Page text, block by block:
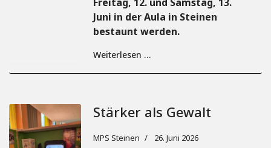
Juni in der Aula in Steinen
bestaunt werden.
Weiterlesen …
Stärker als Gewalt
MPS Steinen 26. Juni 2026